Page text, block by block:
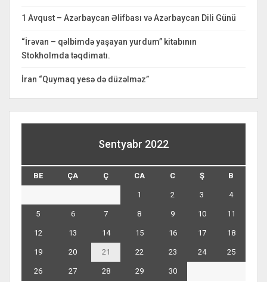
1 Avqust – Azərbaycan Əlifbası və Azərbaycan Dili Günü
“İrəvan – qəlbimdə yaşayan yurdum” kitabının
Stokholmda təqdimatı.
İran “Quymaq yesə də düzəlməz”
Sentyabr 2022
BE ÇA Ç CA C Ş B
1 2 3 4
5 6 7 8 9 10 11
12 13 14 15 16 17 18
19 20 21 22 23 24 25
26 27 28 29
30